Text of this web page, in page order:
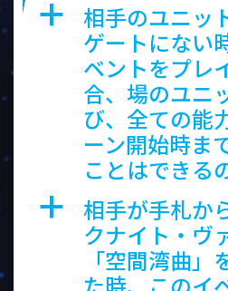
a
相手のユニッ
ゲートにない
ベントをプレ
合、場のユニ
び、全ての能
ーン開始時ま
ことはできる
a
相手が手札か
クナイト・ヴ
「空間湾曲」